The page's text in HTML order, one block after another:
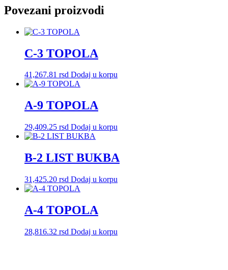
količina
Povezani proizvodi
C-3 TOPOLA
41,267.81 rsd Dodaj u korpu
A-9 TOPOLA
29,409.25 rsd Dodaj u korpu
B-2 LIST BUKBA
31,425.20 rsd Dodaj u korpu
A-4 TOPOLA
28,816.32 rsd Dodaj u korpu